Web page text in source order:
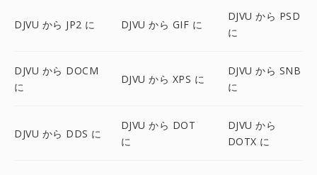
DJVU から JP2 に DJVU から GIF に
DJVU から PSD
に
DJVU から DOCM
に
DJVU から XPS に
DJVU から SNB
に
DJVU から DDS に
DJVU から DOT
に
DJVU から
DOTX に